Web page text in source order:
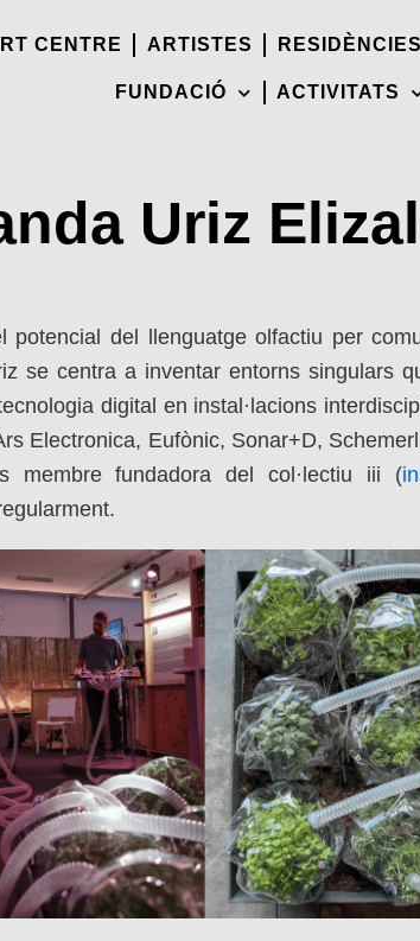
CENTRE ARTISTES
FUNDACIÓ ACTIVITATS
Uriz
potencial del llenguatge olfactiu per
se centra a inventar entorns singulars
digital en instal·lacions
Electronica, Eufònic, Sonar+D,
membre fundadora del col·lectiu iii (